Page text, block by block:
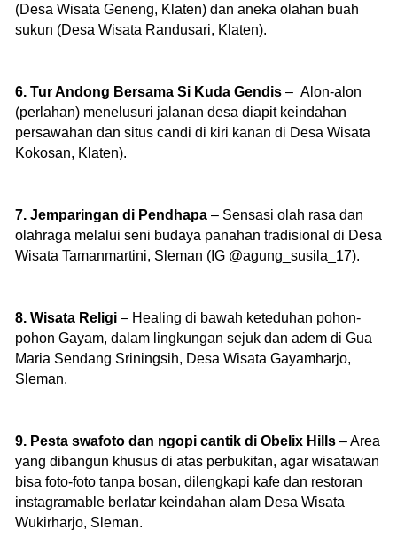
(Desa Wisata Geneng, Klaten) dan aneka olahan buah
sukun (Desa Wisata Randusari, Klaten).
6. Tur Andong Bersama Si Kuda Gendis – Alon-alon
(perlahan) menelusuri jalanan desa diapit keindahan
persawahan dan situs candi di kiri kanan di Desa Wisata
Kokosan, Klaten).
7. Jemparingan di Pendhapa – Sensasi olah rasa dan
olahraga melalui seni budaya panahan tradisional di Desa
Wisata Tamanmartini, Sleman (IG @agung_susila_17).
8. Wisata Religi – Healing di bawah keteduhan pohon-
pohon Gayam, dalam lingkungan sejuk dan adem di Gua
Maria Sendang Sriningsih, Desa Wisata Gayamharjo,
Sleman.
9. Pesta swafoto dan ngopi cantik di Obelix Hills – Area
yang dibangun khusus di atas perbukitan, agar wisatawan
bisa foto-foto tanpa bosan, dilengkapi kafe dan restoran
instagramable berlatar keindahan alam Desa Wisata
Wukirharjo, Sleman.